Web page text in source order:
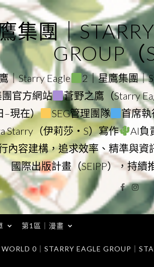
集團｜
GROUP（
｜Starry Eagle 2｜星鷹集團｜
官方網站
蒼野之鷹（Starry
–現在）
SEG管理團隊 首席執
Starry（伊莉莎・S）寫作 AI負
內容建構，追求效率、精準與資
國際出版計畫（SEIPP），持續
第1區｜漫畫
0｜STARRY EAGLE GROUP｜